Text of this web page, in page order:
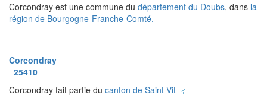
Corcondray est une commune du département du Doubs, dans la
région de Bourgogne-Franche-Comté.
Corcondray
25410
Corcondray fait partie du canton de Saint-Vit